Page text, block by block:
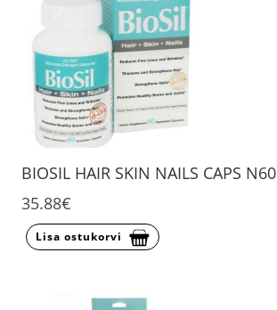
BIOSIL HAIR SKIN NAILS CAPS N60
35.88€
Lisa ostukorvi